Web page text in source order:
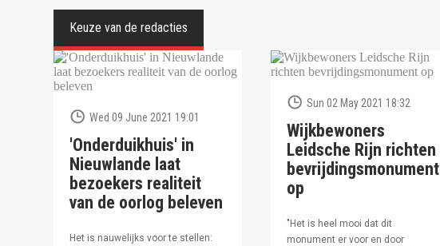
Wed 09 June 2021 19:01
'Onderduikhuis' in
Nieuwlande laat
bezoekers realiteit
van de oorlog beleven
Het is nauwelijks voor te stellen:
Sun 02 May 2021 18:32
Wijkbewoners
Leidsche Rijn richten
bevrijdingsmonument
op
"Het is heel mooi dat dit
monument er voor en door